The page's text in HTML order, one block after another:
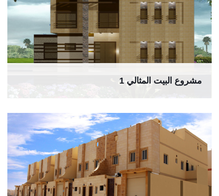
مشروع البيت المثالي 1